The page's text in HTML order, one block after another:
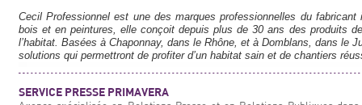
Cecil Professionnel est une des marques professionnelles du
bois et en peintures, elle conçoit depuis plus de 30 ans des produits
l’habitat. Basées à Chaponnay, dans le Rhône, et à Domblans, dans le
solutions qui permettront de profiter d’un habitat sain et de chantiers
SERVICE PRESSE PRIMAVERA